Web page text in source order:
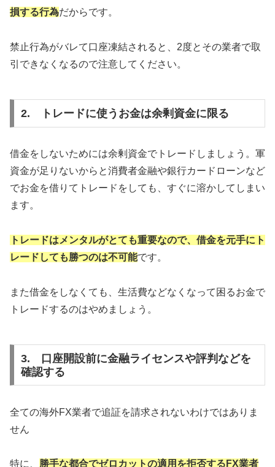
損する行為だからです。
禁止行為がバレて口座凍結されると、2度とその業者で取
引できなくなるので注意してください。
2. トレードに使うお金は余剰資金に限る
借金をしないためには余剰資金でトレードしましょう。軍
資金が足りないからと消費者金融や銀行カードローンなど
でお金を借りてトレードをしても、すぐに溶かしてしまい
ます。
トレードはメンタルがとても重要なので、借金を元手にト
レードしても勝つのは不可能です。
また借金をしなくても、生活費などなくなって困るお金で
トレードするのはやめましょう。
3. 口座開設前に金融ライセンスや評判などを
確認する
全ての海外FX業者で追証を請求されないわけではありま
せん
特に、 勝手な都合でゼロカットの適用を拒否するFX業者